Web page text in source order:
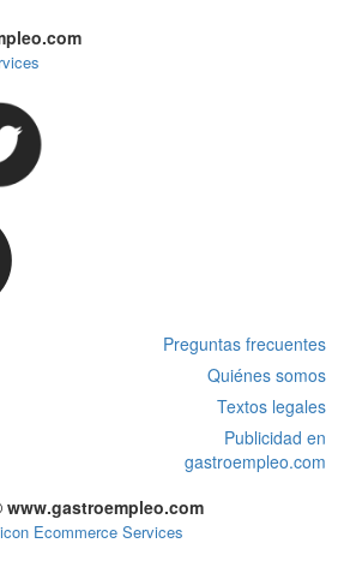
Preguntas frecuentes
Quiénes somos
Textos legales
Publicidad en
gastroempleo.com
www.gastroempleo.com
Ecommerce Services